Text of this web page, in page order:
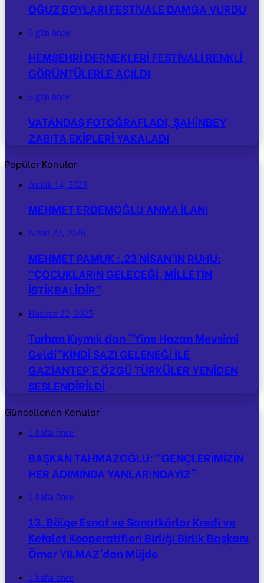
OĞUZ BOYLARI FESTİVALE DAMGA VURDU
6 gün önce
HEMŞEHRİ DERNEKLERİ FESTİVALİ RENKLİ
GÖRÜNTÜLERLE AÇILDI
6 gün önce
VATANDAŞ FOTOĞRAFLADI, ŞAHİNBEY
ZABITA EKİPLERİ YAKALADI
Popüler Konular
Aralık 14, 2023
MEHMET ERDEMOĞLU ANMA İLANI
Nisan 22, 2026
MEHMET PAMUK :.23 NİSAN’IN RUHU:
“ÇOCUKLARIN GELECEĞİ, MİLLETİN
İSTİKBALİDİR”
Haziran 22, 2025
Turhan Kıymık dan ”Yine Hazan Mevsimi
Geldi”KİNDİ SAZI GELENEĞİ İLE
GAZİANTEP’E ÖZGÜ TÜRKÜLER YENİDEN
SESLENDİRİLDİ
Güncellenen Konular
1 hafta önce
BAŞKAN TAHMAZOĞLU: “GENÇLERİMİZİN
HER ADIMINDA YANLARINDAYIZ”
1 hafta önce
13. Bölge Esnaf ve Sanatkârlar Kredi ve
Kefalet Kooperatifleri Birliği Birlik Başkanı
Ömer YILMAZ’dan Müjde
1 hafta önce